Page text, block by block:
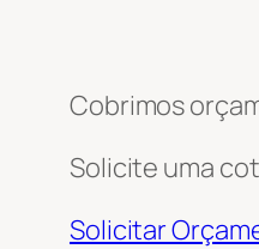
Cobrimos
Solicite uma
Solicitar